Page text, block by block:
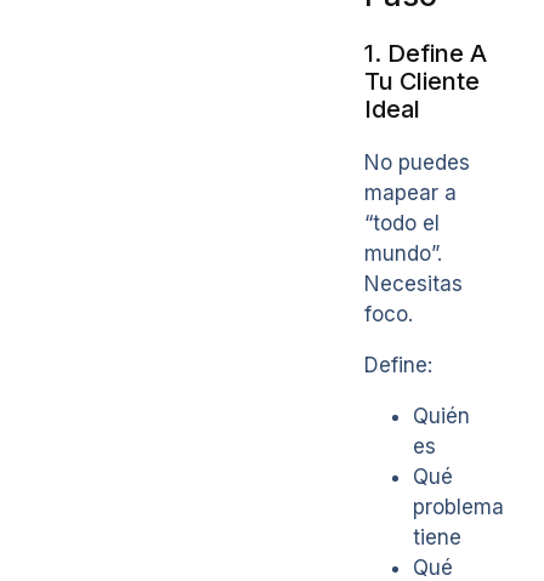
1. Define A
Tu Cliente
Ideal
No puedes
mapear a
“todo el
mundo”.
Necesitas
foco.
Define:
Quién
es
Qué
problema
tiene
Qué